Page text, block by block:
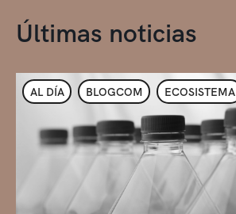
Últimas noticias
AL DÍA BLOGCOM ECOSISTEMA